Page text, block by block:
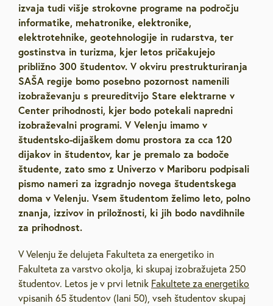
izvaja tudi višje strokovne programe na področju
informatike, mehatronike, elektronike,
elektrotehnike, geotehnologije in rudarstva, ter
gostinstva in turizma, kjer letos pričakujejo
približno 300 študentov. V okviru prestrukturiranja
SAŠA regije bomo posebno pozornost namenili
izobraževanju s preureditvijo Stare elektrarne v
Center prihodnosti, kjer bodo potekali napredni
izobraževalni programi. V Velenju imamo v
študentsko-dijaškem domu prostora za cca 120
dijakov in študentov, kar je premalo za bodoče
študente, zato smo z Univerzo v Mariboru podpisali
pismo nameri za izgradnjo novega študentskega
doma v Velenju. Vsem študentom želimo leto, polno
znanja, izzivov in priložnosti, ki jih bodo navdihnile
za prihodnost.
V Velenju že delujeta Fakulteta za energetiko in
Fakulteta za varstvo okolja, ki skupaj izobražujeta 250
študentov. Letos je v prvi letnik Fakultete za energetiko
vpisanih 65 študentov (lani 50), vseh študentov skupaj